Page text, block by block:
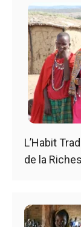
L’Habit
de la